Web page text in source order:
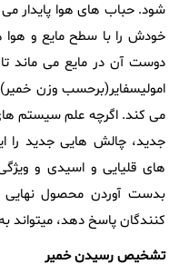
شود. حباب های هوا پایدار
خودش را با سطح مایع و
امولیسفایر(برحسب وزن
می کند. اگرچه علم سیستم
جدید، چالش هایی جدید را
های قلیایی و اسیدی و
بدست آوردن محصول نهایی
کنندگان پاسخ دهد،
تشخیصرسیدنخمیر